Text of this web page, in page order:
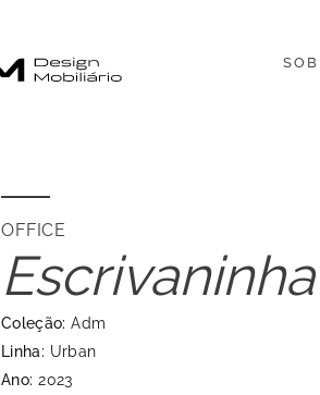
OFFICE
Coleção: Adm
Linha: Urban
Ano: 2023